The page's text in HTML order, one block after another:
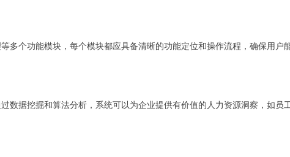
多个功能模块，每个模块都应具备清晰的功能定位和操作流程，确保用户
数据挖掘和算法分析，系统可以为企业提供有价值的人力资源洞察，如员